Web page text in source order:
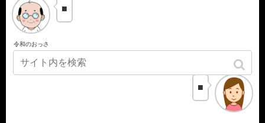
令和のおっさ
■
■